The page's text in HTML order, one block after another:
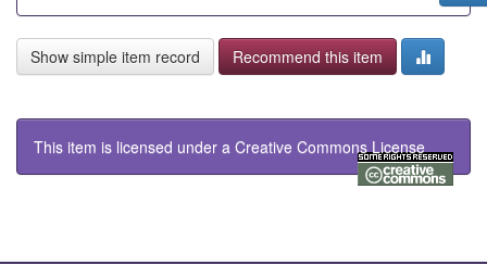
Show simple item record Recommend this item
This item is licensed under a Creative Commons License